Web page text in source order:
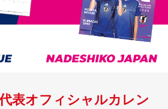
表オフィシャルカレン